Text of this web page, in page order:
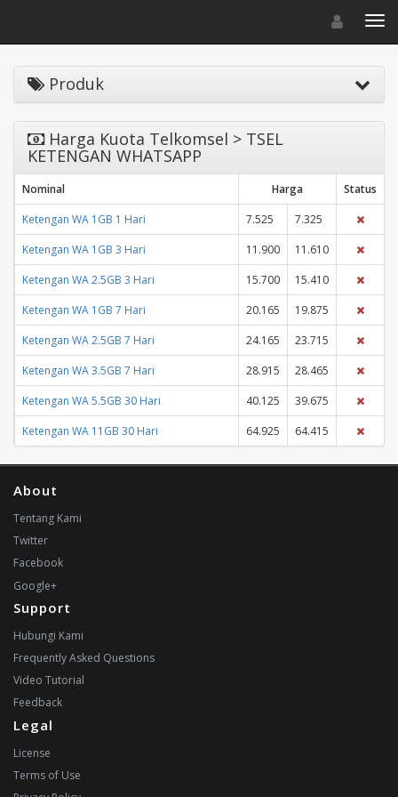
Toggle
Produk
Harga Kuota Telkomsel > TSEL
KETENGAN WHATSAPP
Nominal Harga
Status
Ketengan WA 1GB 1 Hari
7.525
7.325
Ketengan WA 1GB 3 Hari
11.900
11.610
Ketengan WA 2.5GB 3 Hari
15.700
15.410
Ketengan WA 1GB 7 Hari
20.165
19.875
Ketengan WA 2.5GB 7 Hari
24.165
23.715
Ketengan WA 3.5GB 7 Hari
28.915
28.465
Ketengan WA 5.5GB 30 Hari
40.125
39.675
Ketengan WA 11GB 30 Hari
64.925 64.415
About
Tentang Kami
Twitter
Facebook
Google+
Support
Hubungi Kami
Frequently Asked Questions
Video Tutorial
Feedback
Legal
License
Terms of Use